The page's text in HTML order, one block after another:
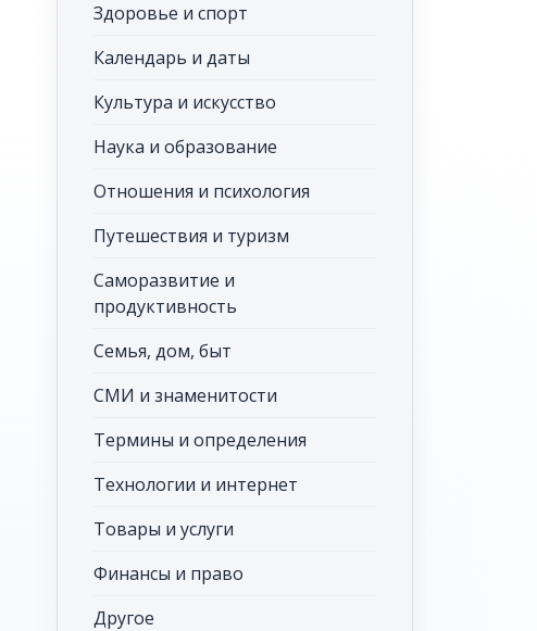
Здоровье и спорт
Календарь и даты
Культура и искусство
Наука и образование
Отношения и психология
Путешествия и туризм
Саморазвитие и
продуктивность
Семья, дом, быт
СМИ и знаменитости
Термины и определения
Технологии и интернет
Товары и услуги
Финансы и право
Другое